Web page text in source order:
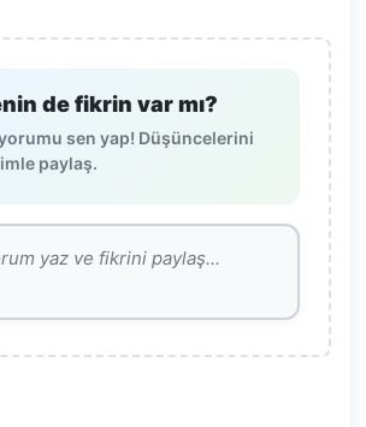
de fikrin var mı?
sen yap! Düşüncelerini
paylaş.